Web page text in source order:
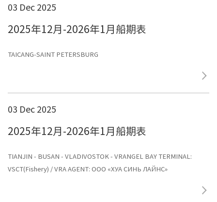
03 Dec 2025
2025年12月-2026年1月船期表
TAICANG-SAINT PETERSBURG
03 Dec 2025
2025年12月-2026年1月船期表
TIANJIN - BUSAN - VLADIVOSTOK - VRANGEL BAY TERMINAL:
VSCT(Fishery) / VRA AGENT: ООО «ХУА СИНЬ ЛАЙНС»